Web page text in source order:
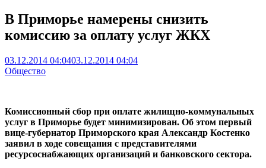
В Приморье намерены снизить
комиссию за оплату услуг ЖКХ
03.12.2014 04:0403.12.2014 04:04
Общество
Комиссионный сбор при оплате жилищно-коммунальных
услуг в Приморье будет минимизирован. Об этом первый
вице-губернатор Приморского края Александр Костенко
заявил в ходе совещания с представителями
ресурсоснабжающих организаций и банковского сектора.